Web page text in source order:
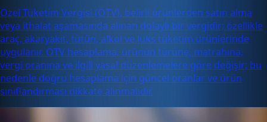
Özel Tüketim Vergisi (ÖTV), belirli ürünlerden satın alma
veya ithalat aşamasında alınan dolaylı bir vergidir; özellikle
araç, akaryakıt, tütün, alkol ve lüks tüketim ürünlerinde
uygulanır. ÖTV hesaplama, ürünün türüne, matrahına,
vergi oranına ve ilgili yasal düzenlemelere göre değişir; bu
nedenle doğru hesaplama için güncel oranlar ve ürün
sınıflandırması dikkate alınmalıdır.